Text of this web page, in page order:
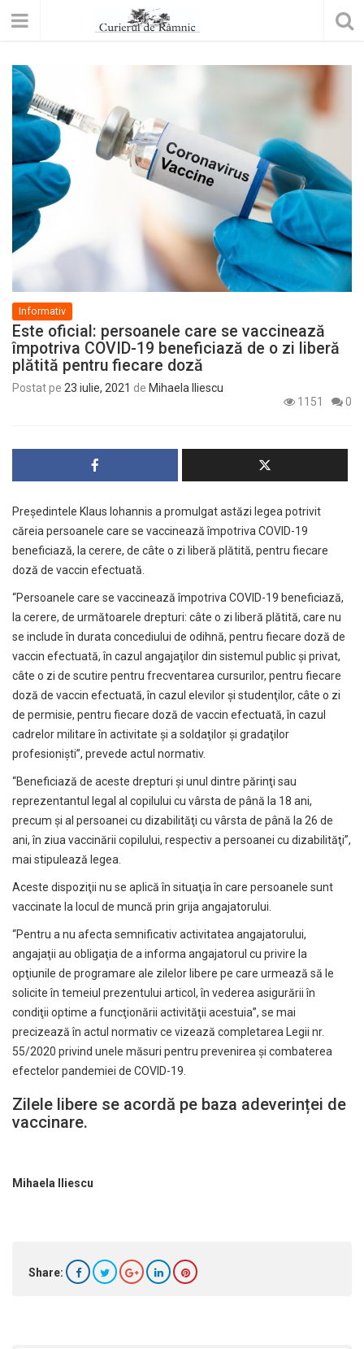
Informativ
Este oficial: persoanele care se vaccinează
împotriva COVID-19 beneficiază de o zi liberă
plătită pentru fiecare doză
Postat pe 23 iulie, 2021 de Mihaela Iliescu
1151
0
Președintele Klaus Iohannis a promulgat astăzi legea potrivit
căreia persoanele care se vaccinează împotriva COVID-19
beneficiază, la cerere, de câte o zi liberă plătită, pentru fiecare
doză de vaccin efectuată.
“Persoanele care se vaccinează împotriva COVID-19 beneficiază,
la cerere, de următoarele drepturi: câte o zi liberă plătită, care nu
se include în durata concediului de odihnă, pentru fiecare doză de
vaccin efectuată, în cazul angajaţilor din sistemul public şi privat,
câte o zi de scutire pentru frecventarea cursurilor, pentru fiecare
doză de vaccin efectuată, în cazul elevilor şi studenţilor, câte o zi
de permisie, pentru fiecare doză de vaccin efectuată, în cazul
cadrelor militare în activitate şi a soldaţilor şi gradaţilor
profesionişti”, prevede actul normativ.
“Beneficiază de aceste drepturi şi unul dintre părinţi sau
reprezentantul legal al copilului cu vârsta de până la 18 ani,
precum şi al persoanei cu dizabilităţi cu vârsta de până la 26 de
ani, în ziua vaccinării copilului, respectiv a persoanei cu dizabilităţi”,
mai stipulează legea.
Aceste dispoziţii nu se aplică în situaţia în care persoanele sunt
vaccinate la locul de muncă prin grija angajatorului.
“Pentru a nu afecta semnificativ activitatea angajatorului,
angajaţii au obligaţia de a informa angajatorul cu privire la
opţiunile de programare ale zilelor libere pe care urmează să le
solicite în temeiul prezentului articol, în vederea asigurării în
condiţii optime a funcţionării activităţii acestuia”, se mai
precizează în actul normativ ce vizează completarea Legii nr.
55/2020 privind unele măsuri pentru prevenirea şi combaterea
efectelor pandemiei de COVID-19.
Zilele libere se acordă pe baza adeverinței de
vaccinare.
Mihaela Iliescu
Share: